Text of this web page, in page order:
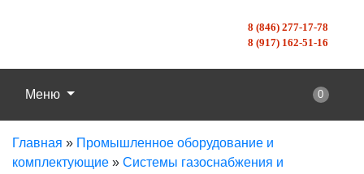
8 (846) 277-17-78
8 (917) 162-51-16
Меню 0
Главная » Промышленное оборудование и
комплектующие » Системы газоснабжения и